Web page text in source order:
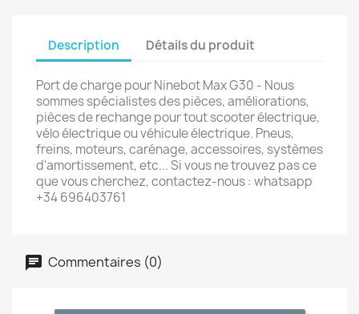
Description Détails du produit
Port de charge pour Ninebot Max G30 - Nous
sommes spécialistes des pièces, améliorations,
pièces de rechange pour tout scooter électrique,
vélo électrique ou véhicule électrique. Pneus,
freins, moteurs, carénage, accessoires, systèmes
d'amortissement, etc... Si vous ne trouvez pas ce
que vous cherchez, contactez-nous : whatsapp
+34 696403761
Commentaires (0)